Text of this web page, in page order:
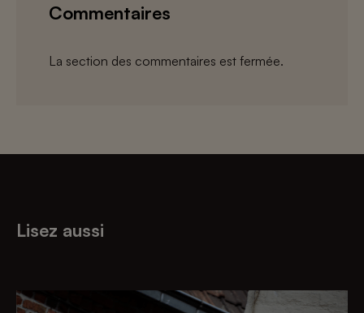
Commentaires
La section des commentaires est fermée.
Lisez aussi